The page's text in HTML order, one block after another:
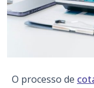
O processo de